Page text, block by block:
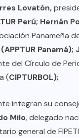
Lovatón,
Perú; Hernán
Panameña
(APPTUR
del Círculo de
(CIPTURBOL);
integran su
Milo, delegado
general de